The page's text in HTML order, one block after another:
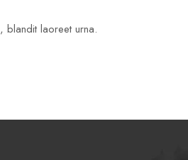
blandit laoreet urna.